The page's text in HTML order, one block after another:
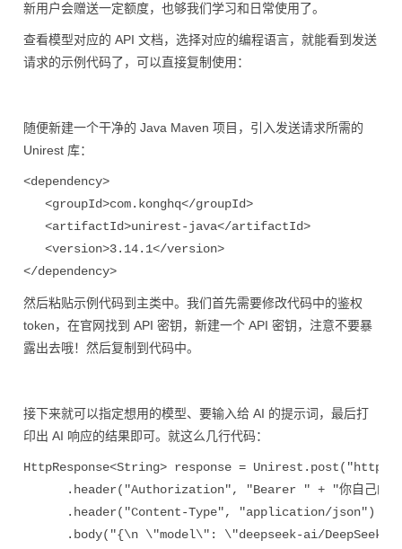
新用户会赠送一定额度，也够我们学习和日常使用了。
查看模型对应的 API 文档，选择对应的编程语言，就能看到发送
请求的示例代码了，可以直接复制使用：
随便新建一个干净的 Java Maven 项目，引入发送请求所需的
Unirest 库：
<dependency>
<groupId>com.konghq</groupId>
<artifactId>unirest-java</artifactId>
<version>3.14.1</version>
</dependency>
然后粘贴示例代码到主类中。我们首先需要修改代码中的鉴权
token，在官网找到 API 密钥，新建一个 API 密钥，注意不要暴
露出去哦！然后复制到代码中。
接下来就可以指定想用的模型、要输入给 AI 的提示词，最后打
印出 AI 响应的结果即可。就这么几行代码：
HttpResponse<String> response = Unirest. post(
. header( "Authorization", "Bearer " +
"你自己的
. header( "Content-Type",
"application/json")
. body( "{\n \"model\": \"deepseek-ai/